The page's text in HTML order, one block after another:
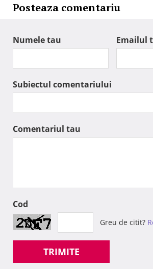
Posteaza comentariu
Numele tau Emailul
Subiectul comentariului
Comentariul tau
Cod
Greu de citit?
TRIMITE